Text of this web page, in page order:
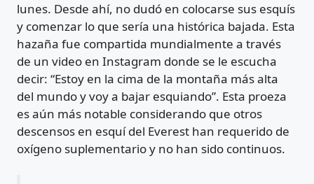
lunes. Desde ahí, no dudó en colocarse sus esquís
y comenzar lo que sería una histórica bajada. Esta
hazaña fue compartida mundialmente a través
de un video en Instagram donde se le escucha
decir: “Estoy en la cima de la montaña más alta
del mundo y voy a bajar esquiando”. Esta proeza
es aún más notable considerando que otros
descensos en esquí del Everest han requerido de
oxígeno suplementario y no han sido continuos.